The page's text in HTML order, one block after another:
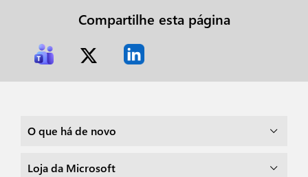
Compartilhe esta página
O que há de novo
Loja da Microsoft